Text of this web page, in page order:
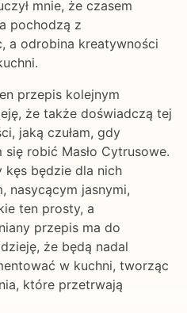
mnie, że czasem
pochodzą z
a odrobina kreatywności
przepis kolejnym
że także doświadczą tej
jaką czułam, gdy
się robić Masło Cytrusowe.
kęs będzie dla nich
nasycącym jasnymi,
ten prosty, a
przepis ma do
że będą nadal
w kuchni, tworząc
które przetrwają